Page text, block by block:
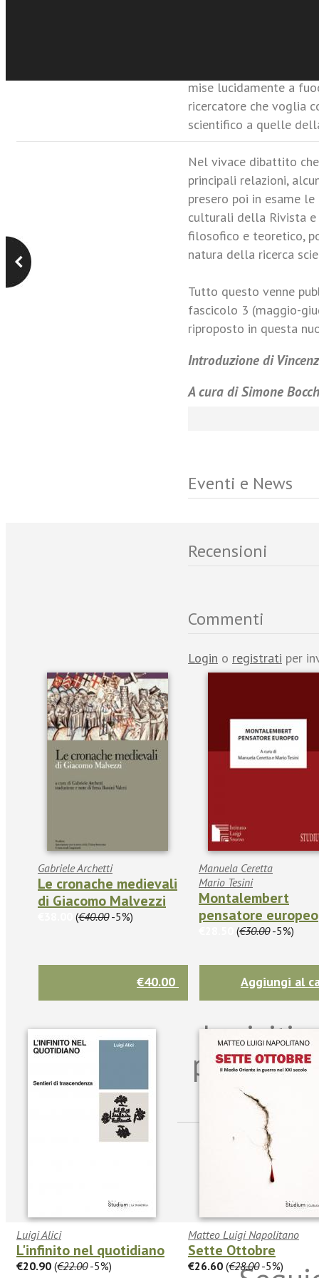
mise lucidamente a
ricercatore che voglia
scientifico a quelle
Nel vivace dibattito
principali relazioni,
presero poi in esame
culturali della Rivista
filosofico e teoretico,
natura della ricerca
Tutto questo venne
fascicolo 3 (maggio-
riproposto in questa
Introduzione di
A cura di Simone
Eventi e News
Recensioni
Commenti
Login o registrati per
Gabriele Archetti
Le cronache medievali
di Giacomo Malvezzi
(€40.00-5%)
€40.00
Manuela Ceretta
Mario Tesini
Montalembert
pensatore europeo
(€30.00-5%)
Aggiungi al
Luigi Alici
L'infinito nel quotidiano
€20.90 (€22.00-5%)
Matteo Luigi Napolitano
Sette Ottobre
€26.60 (€28.00-5%)
Iscriviti
per
sulle